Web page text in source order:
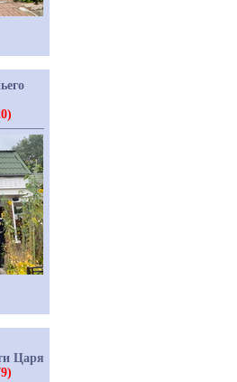
Царя